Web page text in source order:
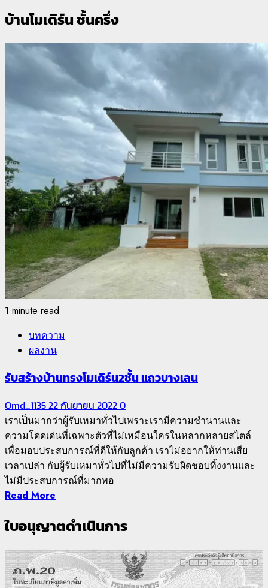
บ้านโมเดิร์น ชั้นครึ่ง
1 minute read
บทความ
ผลงาน
รับสร้างบ้านทรงโมเดิร์น2ชั้น แถวบางเลน
Omd_113522 กันยายน 20220
เราเป็นมากว่าผู้รับเหมาทั่วไปเพราะเรามีความชำนานและ
ความโดดเด่นที่เฉพาะตัวที่ไม่เหมือนใครในหลากหลายสไตล์
เพื่อมอบประสบการณ์ที่ดีให้กับลูกค้า เราไม่อยากให้ท่านเสีย
เวลาเปล่า กับผู้รับเหมาทั่วไปที่ไม่มีความรับผิดชอบทิ้งงานและ
ไม่มีประสบการณ์ที่มากพอ
Read More
ใบอนุญาตดำเนินการ